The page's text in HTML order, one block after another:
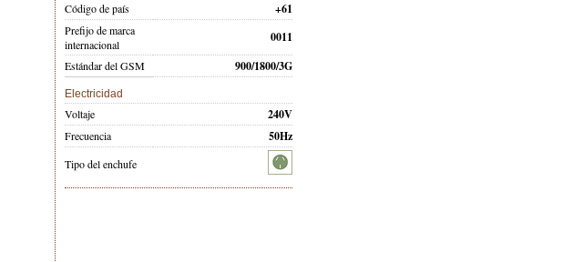
Código de país +61
Prefijo de marca
internacional
0011
Estándar del GSM 900/1800/3G
Electricidad
Voltaje 240V
Frecuencia 50Hz
Tipo del enchufe